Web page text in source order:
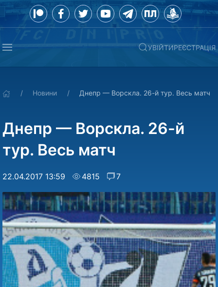
УВІЙТИРЕЄСТРАЦІЯ
Новини Днепр — Ворскла. 26-й тур. Весь матч
Днепр — Ворскла. 26-й
тур. Весь матч
22.04.2017 13:59 4815 7